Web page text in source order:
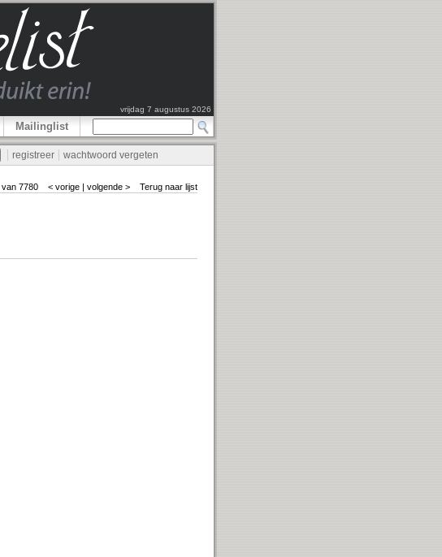
vrijdag 7 augustus 2026
Mailinglist
registreer wachtwoord vergeten
van 7780 < vorige | volgende > Terug naar lijst